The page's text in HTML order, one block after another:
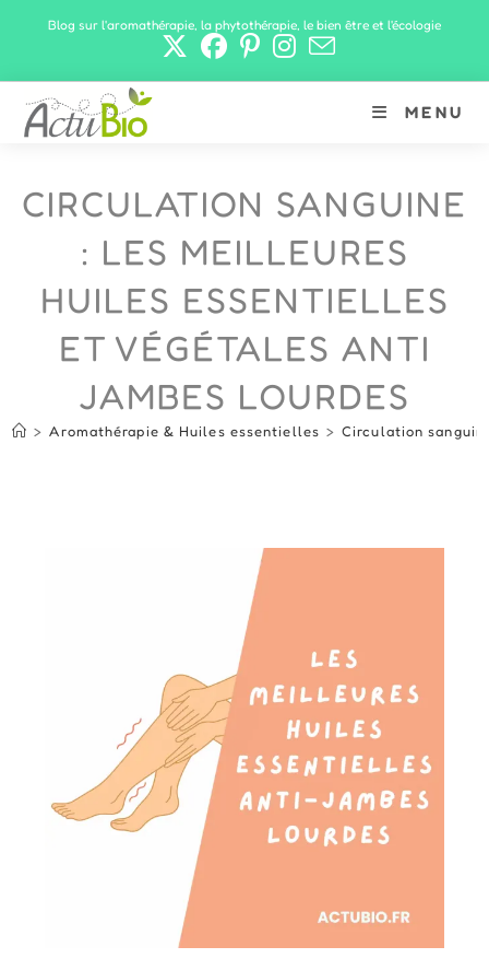
Blog sur l'aromathérapie, la phytothérapie, le bien être et l'écologie
MENU
CIRCULATION SANGUINE
: LES MEILLEURES
HUILES ESSENTIELLES
ET VÉGÉTALES ANTI
JAMBES LOURDES
> Aromathérapie & Huiles essentielles > Circulation